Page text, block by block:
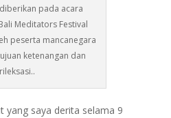
pada acara
Meditators Festival
peserta mancanegara
ketenangan dan
rileksasi..
yang saya derita selama 9